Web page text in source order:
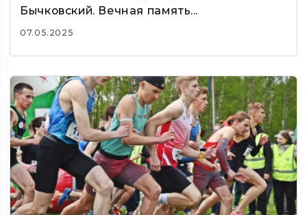
Бычковский. Вечная память...
07.05.2025